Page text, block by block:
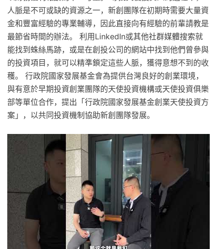
人脈是不可或缺的資源之一，新創團隊在初期時需要大量資
金和豐富經驗的專業輔導，因此直接向有經驗的前輩請教是
最節省時間的辦法。 利用LinkedIn或其他社群媒體搜索就
能找到蛛絲馬跡，或是在創投公司的網站中找到他們曾參與
的投資項目，就可以精準鎖定這些人脈，獲得意想不到的收
穫。 行政院國家發展基金會為提供台灣良好的創業環境，
與有意於早期投資創業團隊的天使投資機構或天使投資俱樂
部等單位合作，提出「行政院國家發展基金創業天使投資方
案」，以共同投資機制協助新創團隊發展。